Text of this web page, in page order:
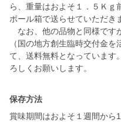
ら、重量はおよそ１．５Ｋｇ
ボール箱で送らせていただき
なお、他の品物と同様です
（国の地方創生臨時交付金
て、送料無料となっています
保存方法
賞味期間はおよそ１週間から